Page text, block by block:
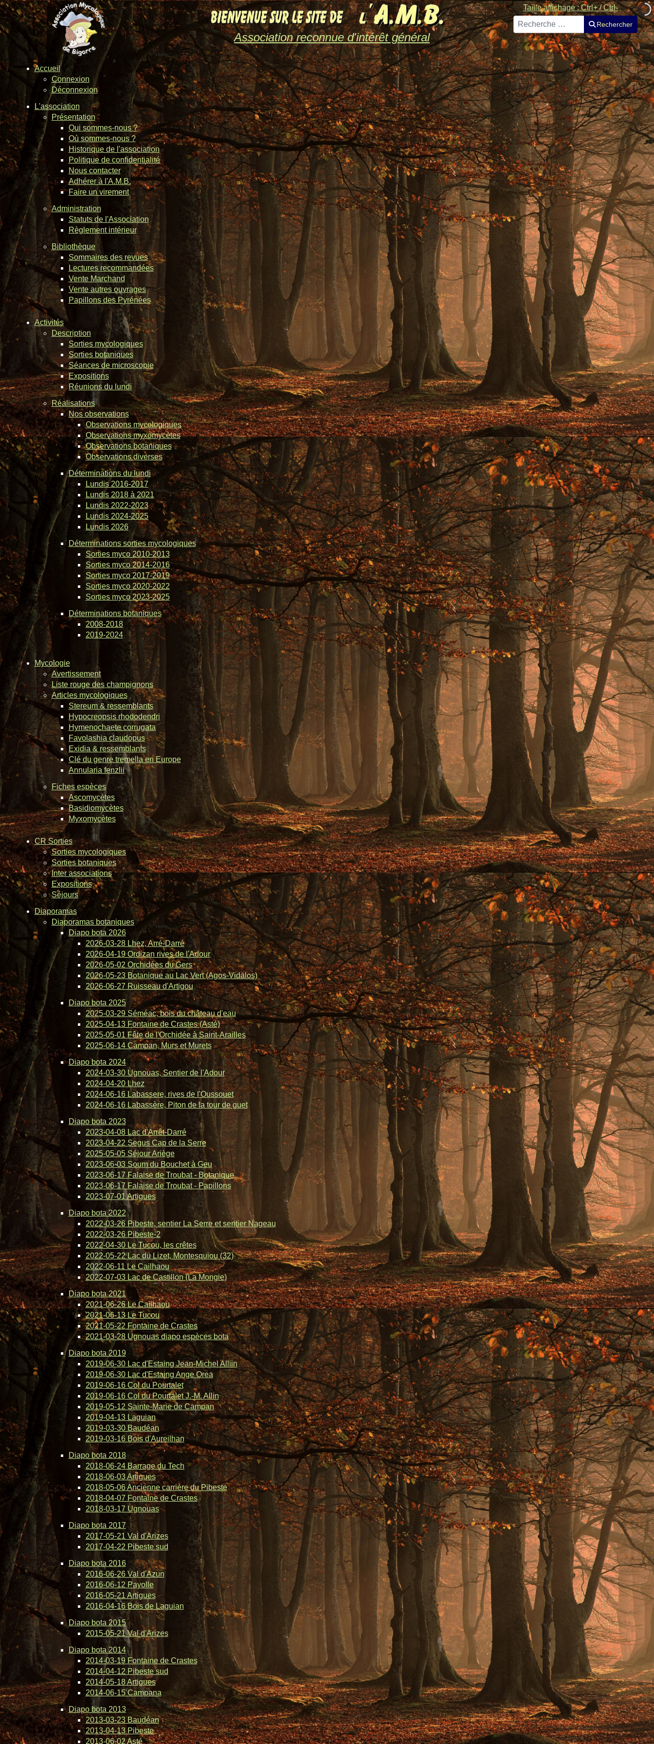
Association reconnue d'intérêt général
Taille affichage : Ctrl+ / Ctrl-
Rechercher
Rechercher
Accueil
Connexion
Déconnexion
L'association
Présentation
Qui sommes-nous ?
Où sommes-nous ?
Historique de l'association
Politique de confidentialité
Nous contacter
Adhérer à l'A.M.B.
Faire un virement
Administration
Statuts de l'Association
Règlement intérieur
Bibliothèque
Sommaires des revues
Lectures recommandées
Vente Marchand
Vente autres ouvrages
Papillons des Pyrénées
Activités
Description
Sorties mycologiques
Sorties botaniques
Séances de microscopie
Expositions
Réunions du lundi
Réalisations
Nos observations
Observations mycologiques
Observations myxomycètes
Observations botaniques
Observations diverses
Déterminations du lundi
Lundis 2016-2017
Lundis 2018 à 2021
Lundis 2022-2023
Lundis 2024-2025
Lundis 2026
Déterminations sorties mycologiques
Sorties myco 2010-2013
Sorties myco 2014-2016
Sorties myco 2017-2019
Sorties myco 2020-2022
Sorties myco 2023-2025
Déterminations botaniques
2008-2018
2019-2024
Mycologie
Avertissement
Liste rouge des champignons
Articles mycologiques
Stereum & ressemblants
Hypocreopsis rhododendri
Hymenochaete corrugata
Favolashia claudopus
Exidia & ressemblants
Clé du genre tremella en Europe
Annularia fenzlii
Fiches espèces
Ascomycètes
Basidiomycètes
Myxomycètes
CR Sorties
Sorties mycologiques
Sorties botaniques
Inter associations
Expositions
Séjours
Diaporamas
Diaporamas botaniques
Diapo bota 2026
2026-03-28 Lhez, Arré-Darré
2026-04-19 Ordizan rives de l'Adour
2026-05-02 Orchidées du Gers
2026-05-23 Botanique au Lac Vert (Agos-Vidalos)
2026-06-27 Ruisseau d'Artigou
Diapo bota 2025
2025-03-29 Séméac, bois du château d'eau
2025-04-13 Fontaine de Crastes (Asté)
2025-05-01 Fête de l'Orchidée à Saint-Arailles
2025-06-14 Campan, Murs et Murets
Diapo bota 2024
2024-03-30 Ugnouas, Sentier de l'Adour
2024-04-20 Lhez
2024-06-16 Labassere, rives de l'Oussouet
2024-06-16 Labassère, Piton de la tour de guet
Diapo bota 2023
2023-04-08 Lac d'Arrêt-Darré
2023-04-22 Segus Cap de la Serre
2025-05-05 Séjour Ariège
2023-06-03 Soum du Bouchet à Geu
2023-06-17 Falaise de Troubat - Botanique
2023-06-17 Falaise de Troubat - Papillons
2023-07-01 Artigues
Diapo bota 2022
2022-03-26 Pibeste, sentier La Serre et sentier Nageau
2022-03-26 Pibeste-2
2022-04-30 Le Tucou, les crêtes
2022-05-22 Lac du Lizet, Montesquiou (32)
2022-06-11 Le Cailhaou
2022-07-03 Lac de Castillon (La Mongie)
Diapo bota 2021
2021-06-26 Le Cailhaou
2021-06-13 Le Tucou
2021-05-22 Fontaine de Crastes
2021-03-28 Ugnouas diapo espèces bota
Diapo bota 2019
2019-06-30 Lac d'Estaing Jean-Michel Alliin
2019-06-30 Lac d'Estaing Ange Orea
2019-06-16 Col du Pourtalet
2019-06-16 Col du Pourtalet J.-M. Allin
2019-05-12 Sainte-Marie de Campan
2019-04-13 Laguian
2019-03-30 Baudéan
2019-03-16 Bois d'Aureilhan
Diapo bota 2018
2018-06-24 Barrage du Tech
2018-06-03 Artigues
2018-05-06 Ancienne carrière du Pibeste
2018-04-07 Fontaine de Crastes
2018-03-17 Ugnouas
Diapo bota 2017
2017-05-21 Val d'Arizes
2017-04-22 Pibeste sud
Diapo bota 2016
2016-06-26 Val d'Azun
2016-06-12 Payolle
2016-05-21 Artigues
2016-04-16 Bois de Laguian
Diapo bota 2015
2015-05-21 Val d'Arizes
Diapo bota 2014
2014-03-19 Fontaine de Crastes
2014-04-12 Pibeste sud
2014-05-18 Artigues
2014-06-15 Campana
Diapo bota 2013
2013-03-23 Baudéan
2013-04-13 Pibeste
2013-06-02 Asté